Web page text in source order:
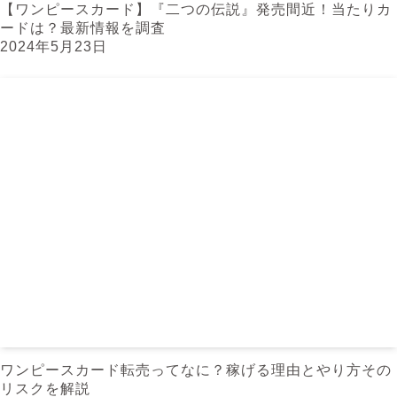
【ワンピースカード】『二つの伝説』発売間近！当たりカ
ードは？最新情報を調査
2024年5月23日
ワンピースカード転売ってなに？稼げる理由とやり方その
リスクを解説